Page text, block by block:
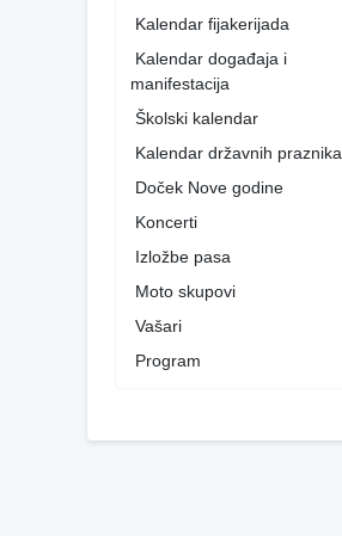
Kalendar fijakerijada
Kalendar događaja i
manifestacija
Školski kalendar
Kalendar državnih praznika
Doček Nove godine
Koncerti
Izložbe pasa
Moto skupovi
Vašari
Program